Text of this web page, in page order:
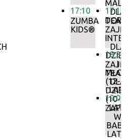
17:10
ZUMBA
KIDS®
DLA
17:15
DLA
I
(12-
LAT)
18:30
DLA
(10-
LAT)
19:00
W